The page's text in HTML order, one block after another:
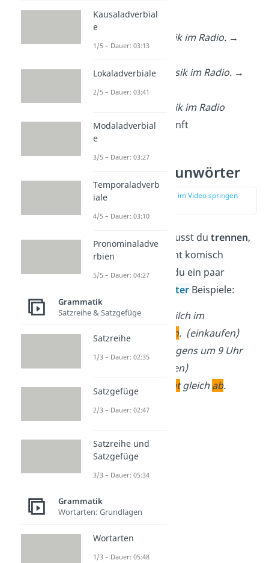
(morgen) passiert.
Musik im Radio. →
Lenahörte Musik im Radio. →
Vergangenheit
Musik im Radio
hören. →Zukunft
Trennbare Tunwörter
zur Stelle im Video springen
Manche Verben musst du trennen,
damit der Satz nicht komisch
klingt. Hier siehst du ein paar
trennbare Tunwörter Beispiele:
Mamakauft
Milch im
Supermarkt
ein. (einkaufen)
morgens um 9 Uhr
. (aufwachen)
Die Rakete
hebtgleichab.
Wiewörter
Kausaladverbial
e
1/5 – Dauer: 03:13
Lokaladverbiale
2/5 – Dauer: 03:41
Modaladverbial
e
3/5 – Dauer: 03:27
Temporaladverb
iale
4/5 – Dauer: 03:10
Pronominaladve
rbien
5/5 – Dauer: 04:27
Grammatik
Satzreihe & Satzgefüge
Satzreihe
1/3 – Dauer: 02:35
Satzgefüge
2/3 – Dauer: 02:47
Satzreihe und
Satzgefüge
3/3 – Dauer: 05:34
Grammatik
Wortarten: Grundlagen
Wortarten
1/3 – Dauer: 05:48